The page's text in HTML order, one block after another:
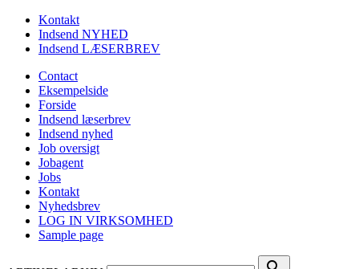
Kontakt
Indsend NYHED
Indsend LÆSERBREV
Contact
Eksempelside
Forside
Indsend læserbrev
Indsend nyhed
Job oversigt
Jobagent
Jobs
Kontakt
Nyhedsbrev
LOG IN VIRKSOMHED
Sample page